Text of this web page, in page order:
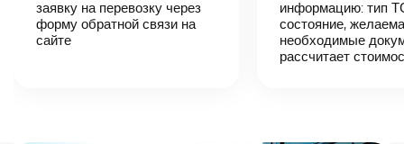
вами,
согласует
детали
автоперевозки,
заявку на перевозку через
форму обратной связи на
сайте
информацию: тип
состояние,
необходимые
рассчитает